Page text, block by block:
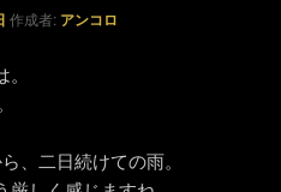
作成者: アンコロ
、二日続けての雨。